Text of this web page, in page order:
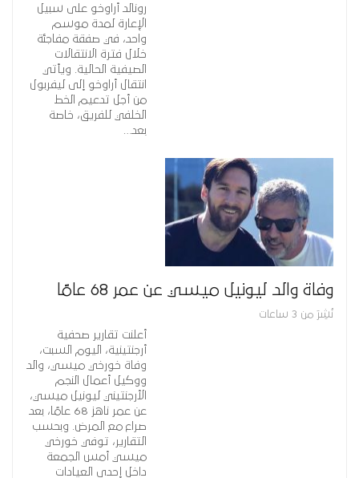
رونالد أراوخو على سبيل
الإعارة لمدة موسم
واحد، في صفقة مفاجئة
خلال فترة الانتقالات
الصيفية الحالية. ويأتي
انتقال أراوخو إلى ليفربول
من أجل تدعيم الخط
الخلفي للفريق، خاصة
بعد…
وفاة والد ليونيل ميسي عن عمر 68 عامًا
نُشِرَ من 3 ساعات
أعلنت تقارير صحفية
أرجنتينية، اليوم السبت،
وفاة خورخي ميسي، والد
ووكيل أعمال النجم
الأرجنتيني ليونيل ميسي،
عن عمر ناهز 68 عامًا، بعد
صراع مع المرض. وبحسب
التقارير، توفي خورخي
ميسي أمس الجمعة
داخل إحدى العيادات